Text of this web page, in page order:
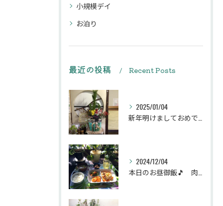
小規模デイ
お泊り
最近の投稿 Recent Posts
2025/01/04
2024/12/04